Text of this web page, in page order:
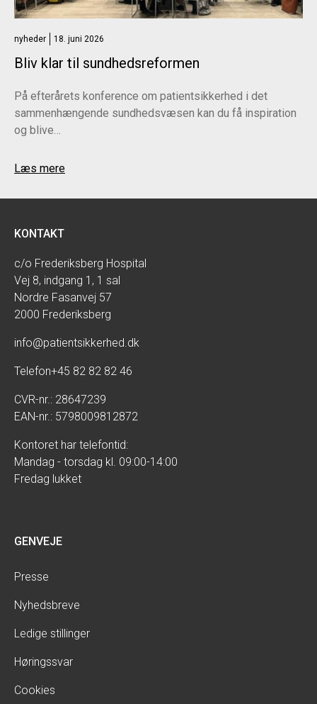
nyheder 18. juni 2026
Bliv klar til sundhedsreformen
På efterårets konference om patientsikkerhed i det
sammenhængende sundhedsvæsen kan du få inspiration
og blive…
Læs mere
KONTAKT
c/o Frederiksberg Hospital
Vej 8, indgang 1, 1 sal
Nordre Fasanvej 57
2000 Frederiksberg
info@patientsikkerhed.dk
Telefon+45 82 82 82 46
CVR-nr.: 28647239
EAN-nr.: 5798009812872
Kontoret har telefontid:
Mandag - torsdag kl. 09:00-14:00
Fredag lukket
GENVEJE
Presse
Nyhedsbreve
Ledige stillinger
Høringssvar
Cookies